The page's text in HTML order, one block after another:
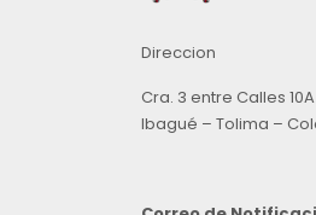
Direccion
Cra. 3 entre Calles 10A
Ibagué – Tolima –